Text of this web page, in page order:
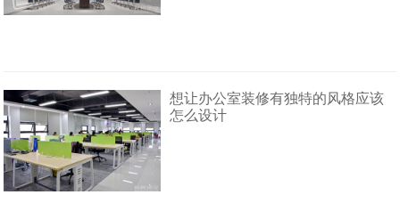
想让办公室装修有独特的风格应该
怎么设计